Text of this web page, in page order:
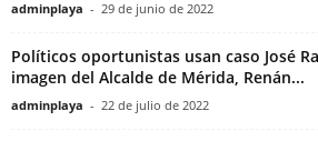
adminplaya - 29 de junio de 2022
Políticos oportunistas usan caso José
imagen del Alcalde de Mérida, Renán...
adminplaya - 22 de julio de 2022